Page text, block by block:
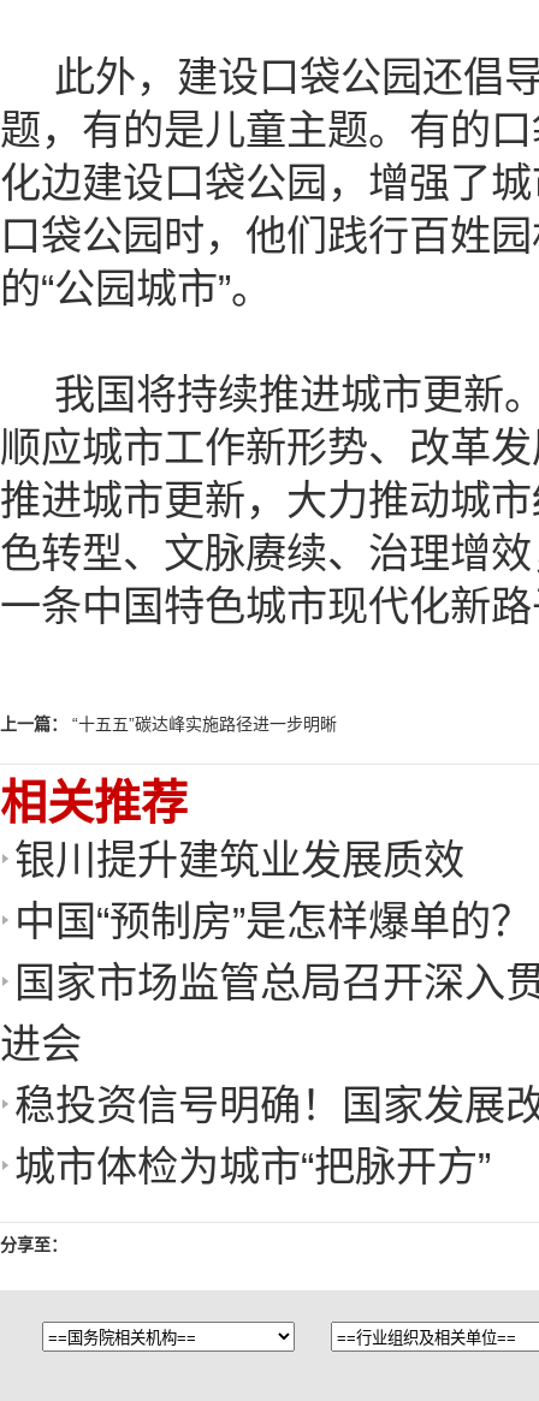
此外，建设口袋公园还倡
题，有的是儿童主题。有的
化边建设口袋公园，增强了
口袋公园时，他们践行百姓
的“公园城市”。
我国将持续推进城市更新
顺应城市工作新形势、改革
推进城市更新，大力推动城
色转型、文脉赓续、治理增
一条中国特色城市现代化新
上一篇： “十五五”碳达峰实施路径进一步明晰
相关推荐
银川提升建筑业发展质效
中国“预制房”是怎样爆单的？
国家市场监管总局召开深入
进会
稳投资信号明确！国家发展
城市体检为城市“把脉开方”
分享至：